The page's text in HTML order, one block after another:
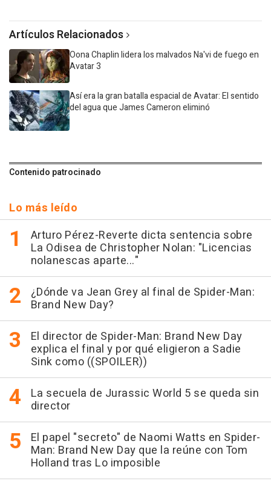
Artículos Relacionados
Oona Chaplin lidera los malvados Na'vi de fuego en
Avatar 3
Así era la gran batalla espacial de Avatar: El sentido
del agua que James Cameron eliminó
Contenido patrocinado
Lo más leído
Arturo Pérez-Reverte dicta sentencia sobre
La Odisea de Christopher Nolan: "Licencias
nolanescas aparte..."
¿Dónde va Jean Grey al final de Spider-Man:
Brand New Day?
El director de Spider-Man: Brand New Day
explica el final y por qué eligieron a Sadie
Sink como ((SPOILER))
La secuela de Jurassic World 5 se queda sin
director
El papel "secreto" de Naomi Watts en Spider-
Man: Brand New Day que la reúne con Tom
Holland tras Lo imposible